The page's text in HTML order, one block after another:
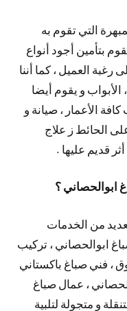
التي تقوم به
بتأمين أجود أنواع
رغبة العميل ، كما أننا
الأبواب و يقوم أيضا
الأعمار ، صيانة و
الحائط ز علاج
قديم عليها .
ابوالحصاني ؟
من الخدمات
ابوالحصاني ، تركيب
، فني صباغ باكستاني
، عمال صباغ
و متجولة لتلبية